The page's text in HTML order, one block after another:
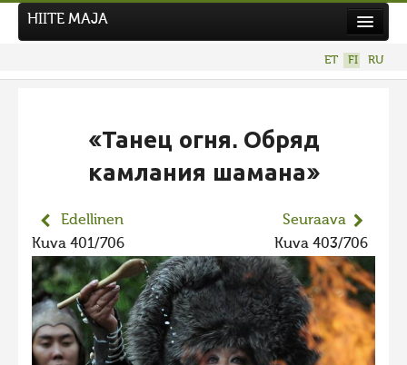
HIITE MAJA
ET FI RU
«Танец огня. Обряд
камлания шамана»
Edellinen
Kuva 401/706
Seuraava
Kuva 403/706